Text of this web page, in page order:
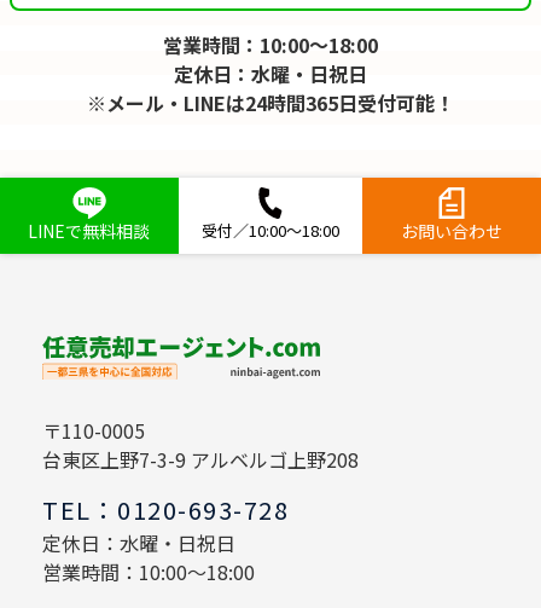
営業時間：10:00～18:00
定休日：水曜・日祝日
※メール・LINEは24時間365日受付可能！
LINEで無料相談 受付／10:00～18:00 お問い合わせ
〒110-0005
台東区上野7-3-9 アルベルゴ上野208
TEL：0120-693-728
定休日：水曜・日祝日
営業時間：10:00～18:00